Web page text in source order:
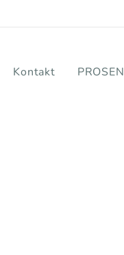
Kontakt PROSEN